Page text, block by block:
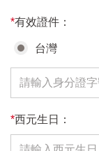
*有效證件：
台灣
*西元生日：